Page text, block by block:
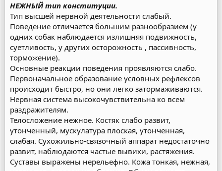
НЕЖНЫЙ тип конституции.
Тип высшей нервной деятельности слабый.
Поведение отличается большим разнообразием (у
одних собак наблюдается излишняя подвижность,
суетливость, у других осторожность , пассивность,
торможение).
Основные реакции поведения проявляются слабо.
Первоначальное образование условных рефлексов
происходит быстро, но они легко затормаживаются.
Нервная система высокочувствительна ко всем
раздражителям.
Телосложение нежное. Костяк слабо развит,
утонченный, мускулатура плоская, утонченная,
слабая. Сухожильно-связочный аппарат недостаточно
развит, наблюдаются частые вывихи, растяжения.
Суставы выражены нерельефно. Кожа тонкая, нежная,